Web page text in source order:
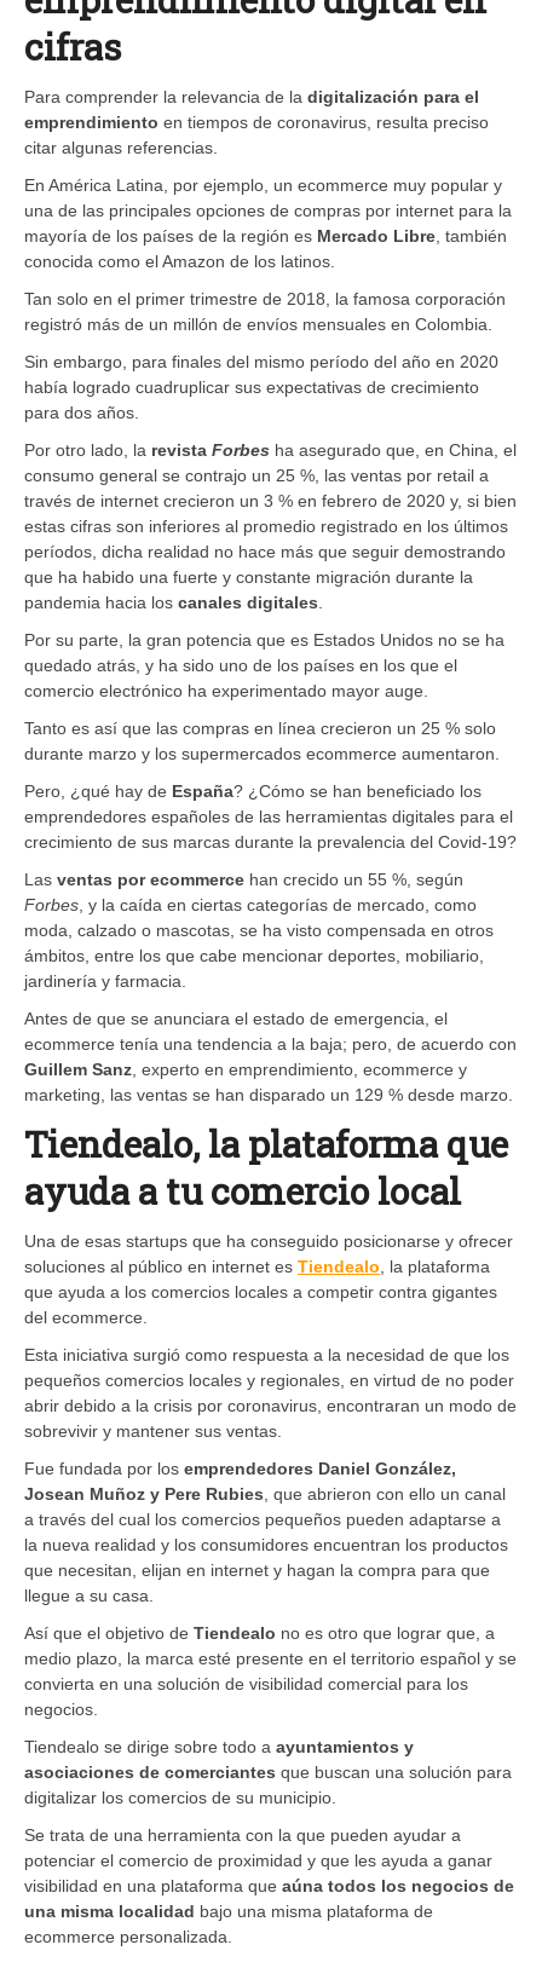
cifras
Para comprender la relevancia de la ​ digitalización para el
emprendimiento en tiempos de coronavirus, resulta preciso
citar algunas referencias.
En América Latina, por ejemplo, un ecommerce muy popular y
una de las principales opciones de compras por internet para la
mayoría de los países de la región es Mercado Libre , también
conocida como el Amazon de los latinos.
Tan solo en el primer trimestre de 2018, la famosa corporación
registró más de un millón de envíos mensuales en Colombia.
Sin embargo, para finales del mismo período del año en 2020
había logrado cuadruplicar sus expectativas de crecimiento
para dos años.
Por otro lado, la revista Forbes ha asegurado que, en China, el
consumo general se contrajo un 25 %, las ventas por retail a
través de internet crecieron un 3 % en febrero de 2020 y, si bien
estas cifras son inferiores al promedio registrado en los últimos
períodos, dicha realidad no hace más que seguir demostrando
que ha habido una fuerte y constante migración durante la
pandemia hacia los canales digitales
Por su parte, la gran potencia que es Estados Unidos no se ha
quedado atrás, y ha sido uno de los países en los que el
comercio electrónico ha experimentado mayor auge.
Tanto es así que las compras en línea crecieron un 25 % solo
durante marzo y los supermercados ecommerce aumentaron.
Pero, ¿qué hay de España? ¿Cómo se han beneficiado los
emprendedores españoles de las herramientas digitales para el
crecimiento de sus marcas durante la prevalencia del Covid-19?
Las ​ ventas por ecommerce han crecido un 55 %, según
Forbes , y la caída en ciertas categorías de mercado, como
moda, calzado o mascotas, se ha visto compensada en otros
ámbitos, entre los que cabe mencionar deportes, mobiliario,
jardinería y farmacia.
Antes de que se anunciara el estado de emergencia, el
ecommerce tenía una tendencia a la baja; pero, de acuerdo con
Guillem Sanz , experto en emprendimiento, ecommerce y
marketing, las ventas se han disparado un 129 % desde marzo.
Tiendealo, la plataforma que
ayuda a tu comercio local
Una de esas startups que ha conseguido posicionarse y ofrecer
soluciones al público en internet es ​ Tiendealo ​, la plataforma
que ayuda a los comercios locales a competir contra gigantes
del ecommerce.
Esta iniciativa surgió como respuesta a la necesidad de que los
pequeños comercios locales y regionales, en virtud de no poder
abrir debido a la crisis por coronavirus, encontraran un modo de
sobrevivir y mantener sus ventas.
Fue fundada por los emprendedores Daniel González,
Josean Muñoz y Pere Rubies , que abrieron con ello un canal
a través del cual los comercios pequeños pueden adaptarse a
la nueva realidad y los consumidores encuentran los productos
que necesitan, elijan en internet y hagan la compra para que
llegue a su casa.
Así que el objetivo de ​ Tiendealo no es otro que lograr que, a
medio plazo, la marca esté presente en el territorio español y se
convierta en una solución de visibilidad comercial para los
negocios.
Tiendealo se dirige sobre todo a ​ ayuntamientos y
asociaciones de comerciantes que buscan una solución para
digitalizar los comercios de su municipio.
Se trata de una herramienta con la que pueden ayudar a
potenciar el comercio de proximidad y que les ayuda a ganar
visibilidad en una plataforma que aúna todos los negocios de
una misma localidad bajo una misma plataforma de
ecommerce personalizada.